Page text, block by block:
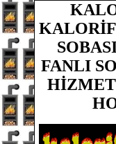
FANLI